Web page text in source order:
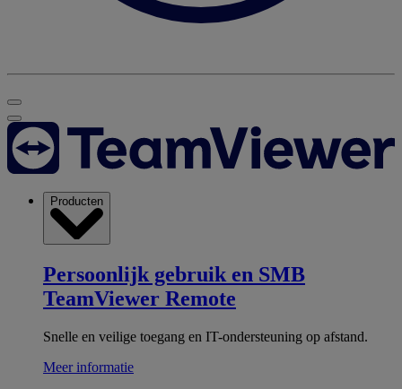
Producten
Persoonlijk gebruik en SMB
TeamViewer Remote
Snelle en veilige toegang en IT-ondersteuning op afstand.
Meer informatie